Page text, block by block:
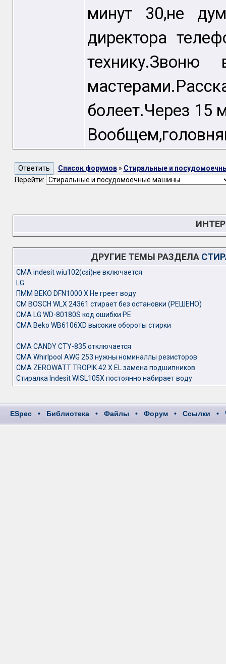
минут 30,не
директора
болеет.Через 15
Список форумов» Стиральные и
Перейти:
ДРУГИЕ ТЕМЫ РАЗДЕЛА
CMA indesit wiu102(csi)не включается
LG
ПММ BEKO DFN1000 X Не греет воду
СМ BOSCH WLX 24361 стирает без остановки (РЕШЕНО)
СМА LG WD-80180S код ошибки РЕ
СМА Beko WB6106XD высокие обороты стирки
СМА CANDY CTY-835 отключается
СМА Whirlpool AWG 253 нужны номиналлы резисторов
СМА ZEROWATT TROPIK 42 X EL замена подшипников
Стиралка Indesit WISL105X постоянно набирает воду
ESpec • Библиотека • Файлы • Форум • Ссылки •